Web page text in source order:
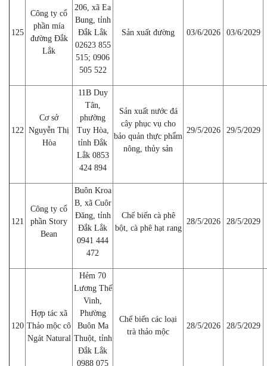
125
Công ty cổ
phần mía
đường Đắk
Lắk
206, xã Ea
Bung, tỉnh
Đắk Lắk
02623 855
515; 0906
505 522
Sản xuất đường 03/6/2026 03/6/2029
122
Cơ sở
Nguyễn Thị
Hòa
11B Duy
Tân,
phường
Tuy Hòa,
tỉnh Đắk
Lắk 0853
424 894
Sản xuất nước đá
cây phục vụ cho
bảo quản thực phẩm
nông, thủy sản
29/5/2026 29/5/2029
121
Công ty cổ
phần Story
Bean
Buôn Kroa
B, xã Cuôr
Đăng, tỉnh
Đắk Lắk
0941 444
472
Chế biến cà phê
bột, cà phê hạt rang
28/5/2026 28/5/2029
120
Hợp tác xã
Thảo mộc cô
Ngát Natural
Hẻm 70
Lương Thế
Vinh,
Phường
Buôn Ma
Thuột, tỉnh
Đắk Lắk
0988 075
Chế biến các loại
trà thảo mộc
28/5/2026 28/5/2029